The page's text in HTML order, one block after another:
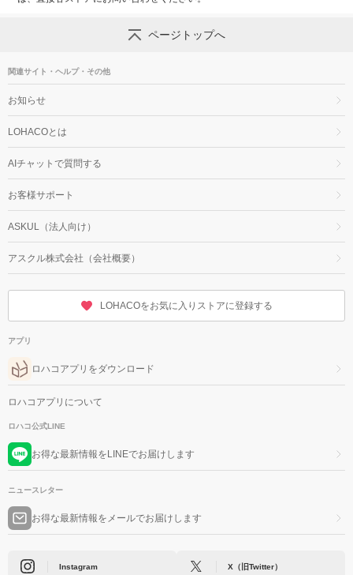
ページトップへ
関連サイト・ヘルプ・その他
お知らせ
LOHACOとは
AIチャットで質問する
お客様サポート
ASKUL（法人向け）
アスクル株式会社（会社概要）
LOHACOをお気に入りストアに登録する
アプリ
ロハコアプリをダウンロード
ロハコアプリについて
ロハコ公式LINE
お得な最新情報をLINEでお届けします
ニュースレター
お得な最新情報をメールでお届けします
Instagram X（旧Twitter）